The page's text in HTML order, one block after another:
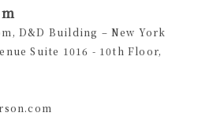
D&D Building – New York
Suite 1016 - 10th Floor,